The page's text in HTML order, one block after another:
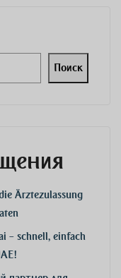
Поиск
Ärztezulassung
– schnell, einfach